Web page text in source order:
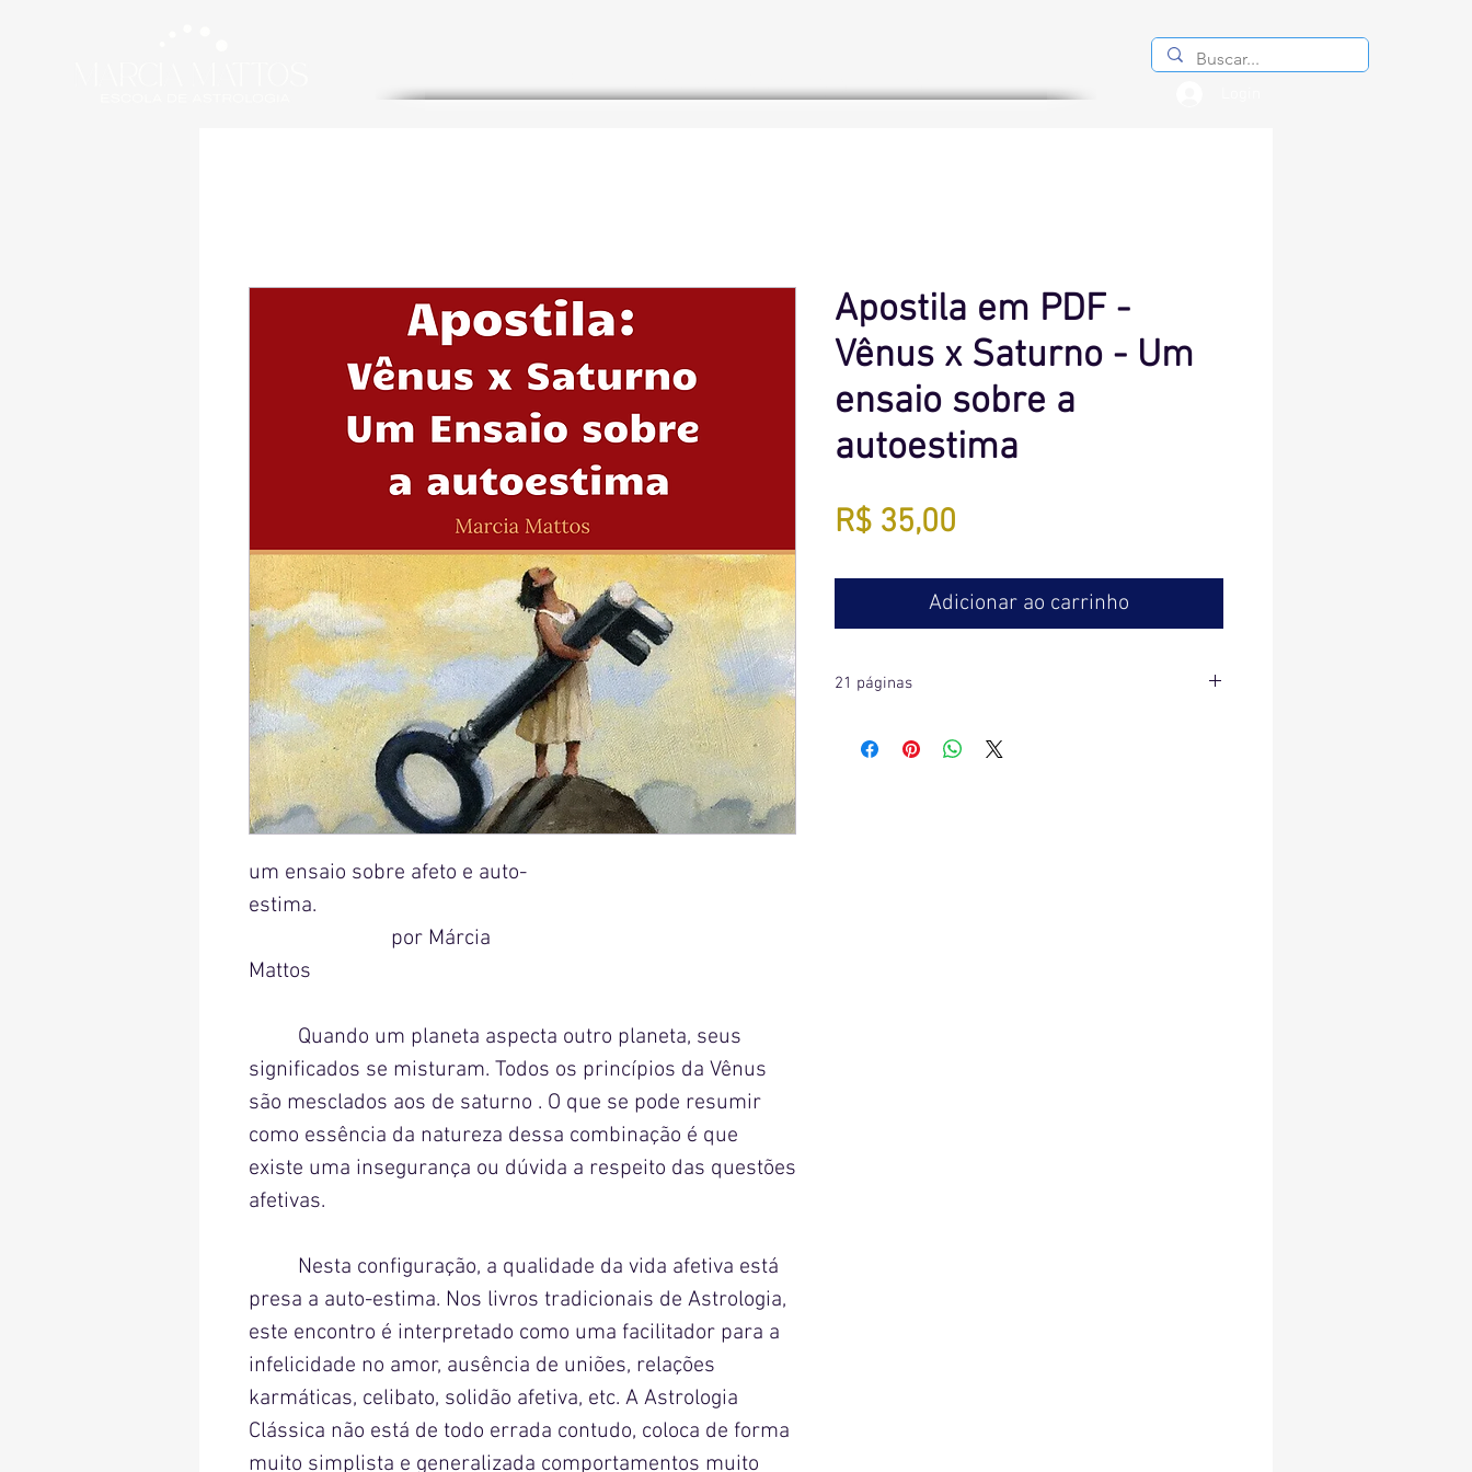
Início Cursos de Astrologia Loja
um ensaio sobre afeto e auto-
estima.
por Márcia
Mattos
Quando um planeta aspecta outro planeta, seus
significados se misturam. Todos os princípios da Vênus
são mesclados aos de saturno . O que se pode resumir
como essência da natureza dessa combinação é que
existe uma insegurança ou dúvida a respeito das questões
afetivas.
Nesta configuração, a qualidade da vida afetiva está
presa a auto-estima. Nos livros tradicionais de Astrologia,
este encontro é interpretado como uma facilitador para a
infelicidade no amor, ausência de uniões, relações
karmáticas, celibato, solidão afetiva, etc. A Astrologia
Clássica não está de todo errada contudo, coloca de forma
muito simplista e generalizada comportamentos muito
Apostila em PDF -
Vênus x Saturno - Um
ensaio sobre a
autoestima
R$ 35,00
Adicionar ao carrinho
21 páginas